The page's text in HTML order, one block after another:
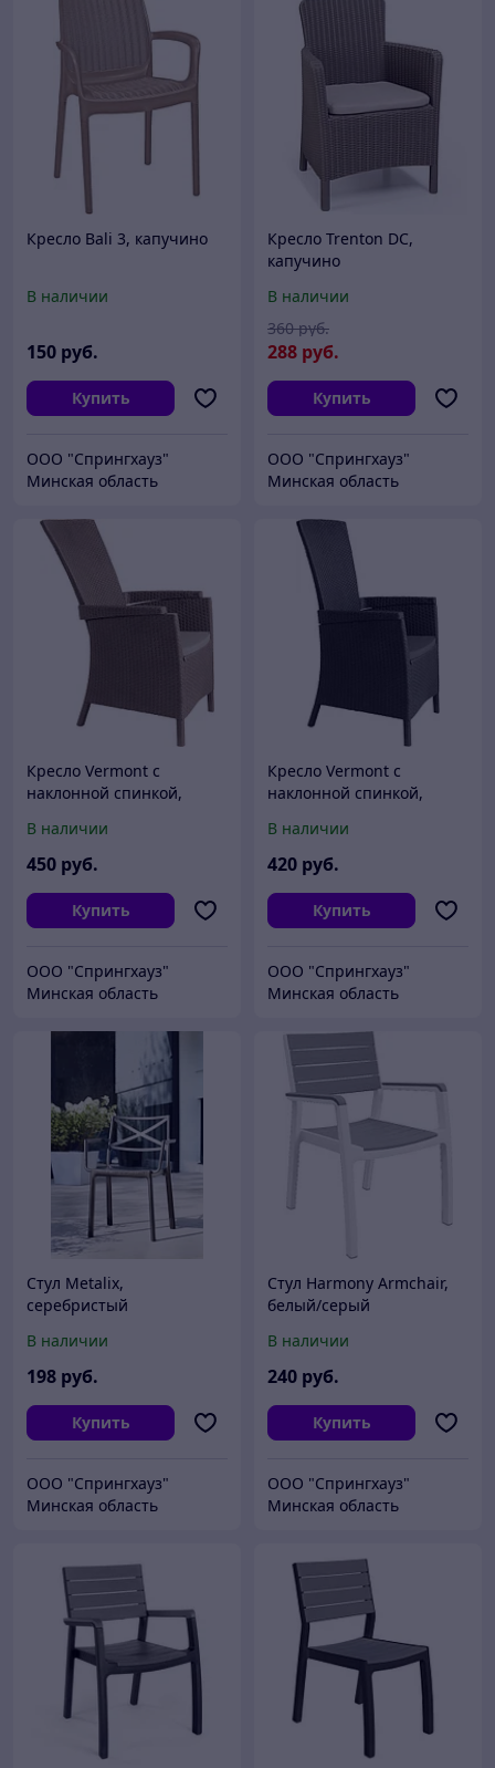
Кресло Bali 3, капучино
В наличии
150 руб.
Купить
ООО "Спрингхауз"
Минская область
Кресло Trenton DC,
капучино
В наличии
288 руб.
360 руб.
Купить
ООО "Спрингхауз"
Минская область
Кресло Vermont с
наклонной спинкой,
В наличии
450 руб.
Купить
ООО "Спрингхауз"
Минская область
Кресло Vermont с
наклонной спинкой,
В наличии
420 руб.
Купить
ООО "Спрингхауз"
Минская область
Стул Metalix,
серебристый
В наличии
198 руб.
Купить
ООО "Спрингхауз"
Минская область
Стул Harmony Armchair,
белый/серый
В наличии
240 руб.
Купить
ООО "Спрингхауз"
Минская область